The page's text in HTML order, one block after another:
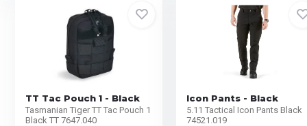
TT Tac Pouch 1 - Black
Tasmanian Tiger TT Tac Pouch 1
Black TT 7647.040
Icon Pants - Black
5.11 Tactical Icon Pants Black
74521.019